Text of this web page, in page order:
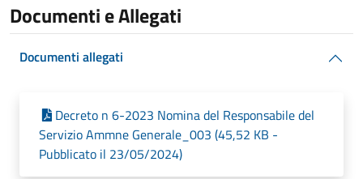
Documenti e Allegati
Documenti allegati
Decreto n 6-2023 Nomina del Responsabile del
Servizio Ammne Generale_003 (45,52 KB -
Pubblicato il 23/05/2024)